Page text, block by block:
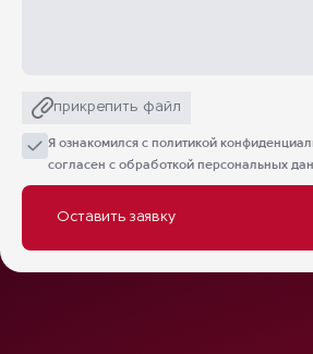
прикрепить файл
Я ознакомился с политикой
согласен с обработкой персональных